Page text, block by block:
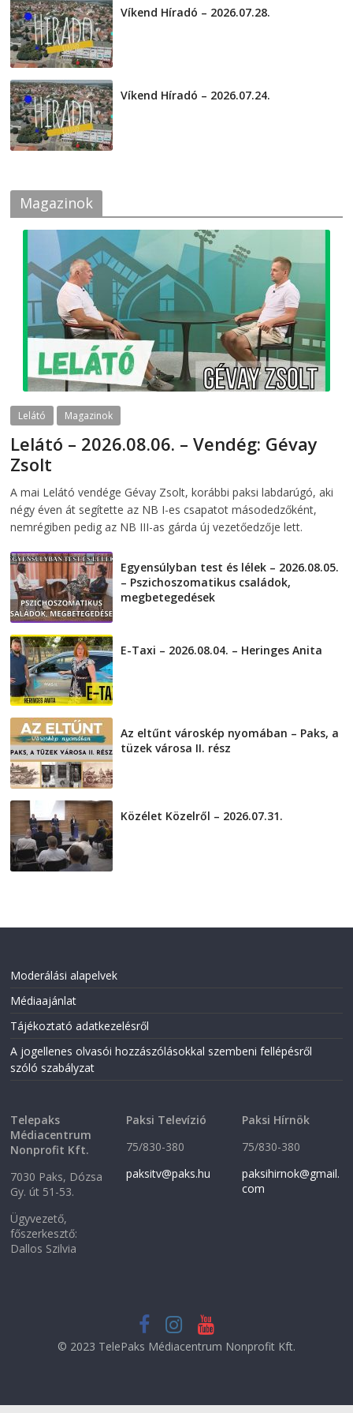
Víkend Híradó – 2026.07.28.
Víkend Híradó – 2026.07.24.
Magazinok
Lelátó Magazinok
Lelátó – 2026.08.06. – Vendég: Gévay
Zsolt
A mai Lelátó vendége Gévay Zsolt, korábbi paksi labdarúgó, aki
négy éven át segítette az NB I-es csapatot másodedzőként,
nemrégiben pedig az NB III-as gárda új vezetőedzője lett.
Egyensúlyban test és lélek – 2026.08.05.
– Pszichoszomatikus családok,
megbetegedések
E-Taxi – 2026.08.04. – Heringes Anita
Az eltűnt városkép nyomában – Paks, a
tüzek városa II. rész
Közélet Közelről – 2026.07.31.
Moderálási alapelvek
Médiaajánlat
Tájékoztató adatkezelésről
A jogellenes olvasói hozzászólásokkal szembeni fellépésről
szóló szabályzat
Telepaks
Médiacentrum
Nonprofit Kft.
7030 Paks, Dózsa
Gy. út 51-53.
Ügyvezető,
főszerkesztő:
Dallos Szilvia
Paksi Televízió
75/830-380
paksitv@paks.hu
Paksi Hírnök
75/830-380
paksihirnok@gmail.
com
© 2023 TelePaks Médiacentrum Nonprofit Kft.